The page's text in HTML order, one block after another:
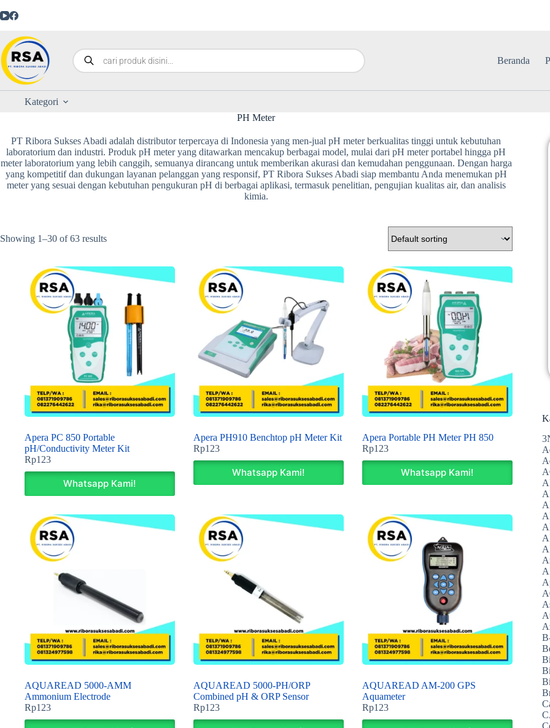
Beranda
Kategori
PH Meter
PT Ribora Sukses Abadi adalah distributor terpercaya di Indonesia yang men-jual pH meter berkualitas tinggi untuk kebutuhan
laboratorium dan industri. Produk pH meter yang ditawarkan mencakup berbagai model, mulai dari pH meter portabel hingga pH
meter laboratorium yang lebih canggih, semuanya dirancang untuk memberikan akurasi dan kemudahan penggunaan. Dengan harga
yang kompetitif dan dukungan layanan pelanggan yang responsif, PT Ribora Sukses Abadi siap membantu Anda menemukan pH
meter yang sesuai dengan kebutuhan pengukuran pH di berbagai aplikasi, termasuk penelitian, pengujian kualitas air, dan analisis
kimia.
Showing 1–30 of 63 results
Apera PC 850 Portable
pH/Conductivity Meter Kit
Rp123
Whatsapp Kami!
Apera PH910 Benchtop pH Meter Kit
Rp123
Whatsapp Kami!
Apera Portable PH Meter PH 850
Rp123
Whatsapp Kami!
AQUAREAD 5000-AMM
Ammonium Electrode
Rp123
AQUAREAD 5000-PH/ORP
Combined pH & ORP Sensor
Rp123
AQUAREAD AM-200 GPS
Aquameter
Rp123